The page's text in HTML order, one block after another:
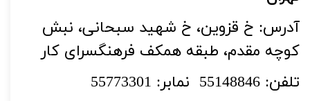
آدرس: خ قزوین، خ شهید سبحانی، نبش
کوچه مقدم، طبقه همکف فرهنگسرای کار
تلفن: 55148846 نمابر: 55773301